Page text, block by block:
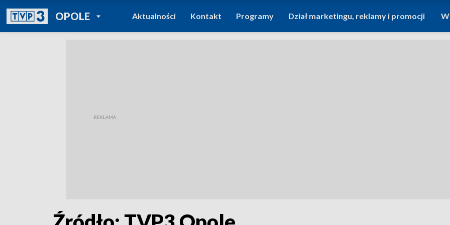
OPOLEPOWRÓT DO
TVP REGIONY
Aktualności Kontakt Programy Dział marketingu, reklamy i promocji